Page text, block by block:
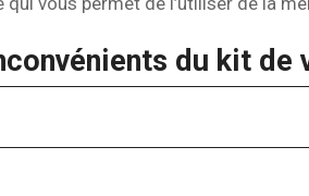
du kit de